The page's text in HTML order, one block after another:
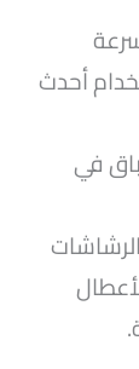
أحدث
في